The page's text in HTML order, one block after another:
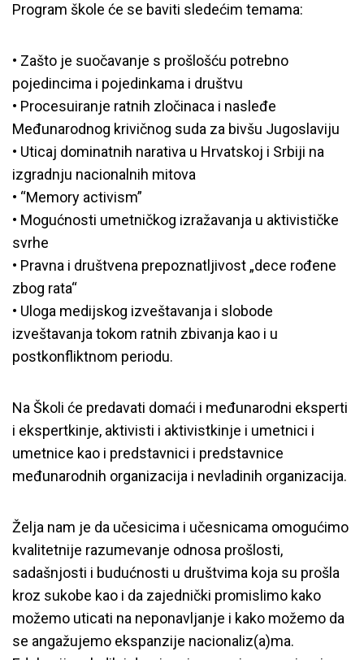
Program škole će se baviti sledećim temama:
• Zašto je suočavanje s prošlošću potrebno
pojedincima i pojedinkama i društvu
• Procesuiranje ratnih zločinaca i nasleđe
Međunarodnog krivičnog suda za bivšu Jugoslaviju
• Uticaj dominatnih narativa u Hrvatskoj i Srbiji na
izgradnju nacionalnih mitova
• “Memory activism”
• Mogućnosti umetničkog izražavanja u aktivističke
svrhe
• Pravna i društvena prepoznatljivost „dece rođene
zbog rata“
• Uloga medijskog izveštavanja i slobode
izveštavanja tokom ratnih zbivanja kao i u
postkonfliktnom periodu.
Na Školi će predavati domaći i međunarodni eksperti
i ekspertkinje, aktivisti i aktivistkinje i umetnici i
umetnice kao i predstavnici i predstavnice
međunarodnih organizacija i nevladinih organizacija.
Želja nam je da učesicima i učesnicama omogućimo
kvalitetnije razumevanje odnosa prošlosti,
sadašnjosti i budućnosti u društvima koja su prošla
kroz sukobe kao i da zajednički promislimo kako
možemo uticati na neponavljanje i kako možemo da
se angažujemo ekspanzije nacionaliz(a)ma.